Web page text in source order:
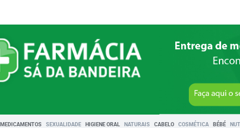
MEDICAMENTOS SEXUALIDADE HIGIENE ORAL NATURAIS CABELO COSMÉTICA BÉBÉ